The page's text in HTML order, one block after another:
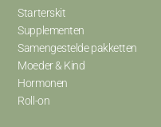
Starterskit
Supplementen
Samengestelde pakketten
Moeder & Kind
Hormonen
Roll-on